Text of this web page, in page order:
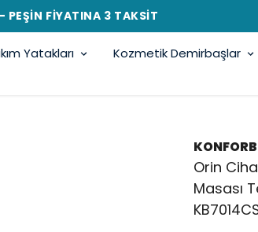
PEŞİN FİYATINA 3 TAKSİT
Yatakları
Kozmetik Demirbaşlar
Orin
Masası